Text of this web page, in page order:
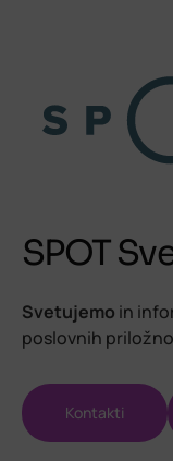
SPOT
Svetujemo in
poslovnih
Kontakti